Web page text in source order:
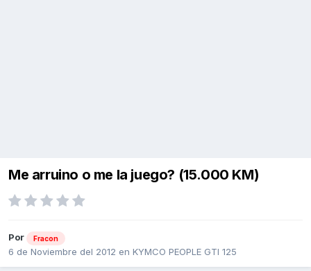
Me arruino o me la juego? (15.000 KM)
Por Fracon
6 de Noviembre del 2012 en KYMCO PEOPLE GTI 125